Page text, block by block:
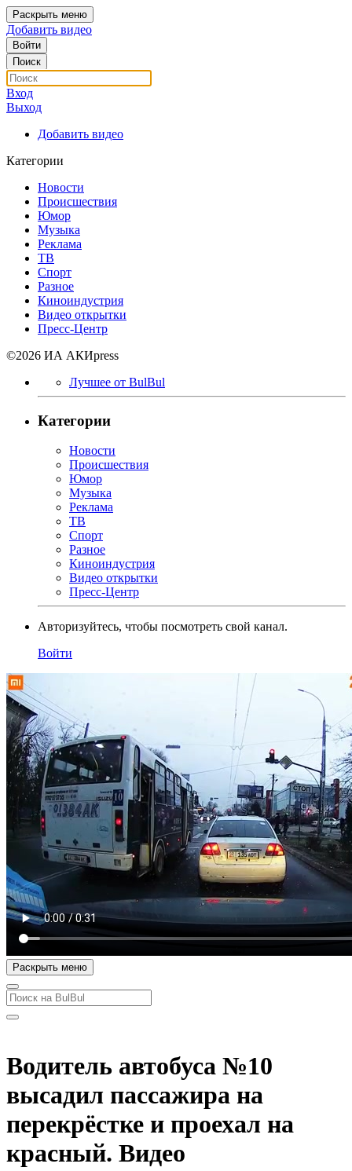
Раскрыть меню
Добавить видео
Войти
Поиск
Вход
Выход
Добавить видео
Категории
Новости
Происшествия
Юмор
Музыка
Реклама
ТВ
Спорт
Разное
Киноиндустрия
Видео открытки
Пресс-Центр
©2026 ИА АКИpress
Лучшее от BulBul
Категории
Новости
Происшествия
Юмор
Музыка
Реклама
ТВ
Спорт
Разное
Киноиндустрия
Видео открытки
Пресс-Центр
Авторизуйтесь, чтобы посмотреть свой канал.
Войти
Раскрыть меню
Водитель автобуса №10
высадил пассажира на
перекрёстке и проехал на
красный. Видео